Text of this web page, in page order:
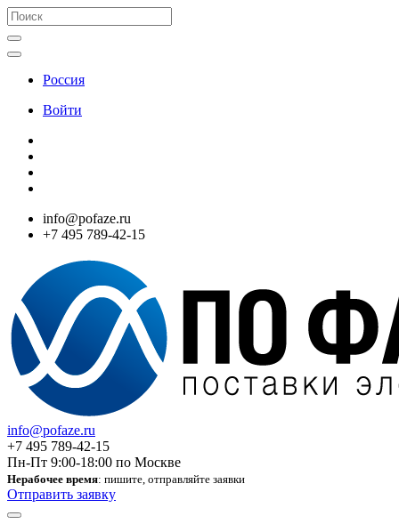
Россия
Войти
info@pofaze.ru
+7 495 789-42-15
info@pofaze.ru
+7 495 789-42-15
Пн-Пт 9:00-18:00 по Москве
Нерабочее время: пишите, отправляйте заявки
Отправить заявку